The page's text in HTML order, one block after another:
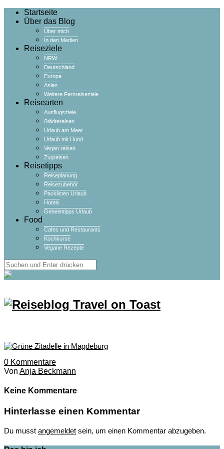
Startseite
Über das Blog
Über mich
In den Medien
Reiseziele
NRW
Deutschland
Europa
Asien
Weitere Fernreiseziele
Reisearten
Ausflugsziele
Städtereisen
Urlaub am Meer
Urlaub mit Hund
Vegan reisen
Zugreisen
Reisetipps
Reiseplanung
Reisezubehör
Packlisten Urlaub
Hotels
Geheimtipps Urlaub
Food
Cafes und Restaurants
Kochkurse
Vegane Rezepte
0 Kommentare
Von Anja Beckmann
Keine Kommentare
Hinterlasse einen Kommentar
Du musst angemeldet sein, um einen Kommentar abzugeben.